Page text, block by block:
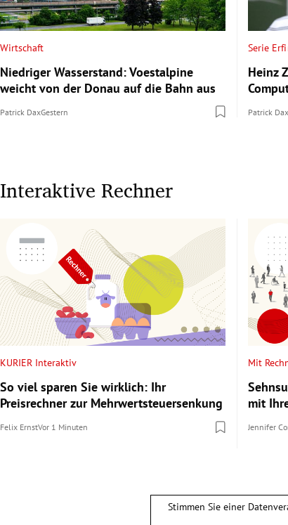
Wirtschaft
Niedriger Wasserstand: Voestalpine
weicht von der Donau auf die Bahn aus
Patrick DaxGestern
Serie
Heinz
Patrick
Interaktive Rechner
KURIER Interaktiv
So viel sparen Sie wirklich: Ihr
Preisrechner zur Mehrwertsteuersenkung
Felix ErnstVor 1 Minuten
Mit
mit
Jennifer
Stimmen Sie einer